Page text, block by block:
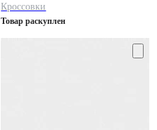
Кроссовки
Товар раскуплен